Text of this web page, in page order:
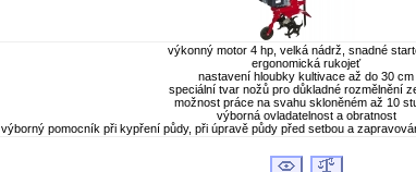
výkonný motor 4 hp, velká nádrž, snadné
ergonomická rukojeť
nastavení hloubky kultivace až do 30 cm
speciální tvar nožů pro důkladné rozmělnění
možnost práce na svahu skloněném až 10
výborná ovladatelnost a obratnost
výborný pomocník při kypření půdy, při úpravě půdy před setbou a